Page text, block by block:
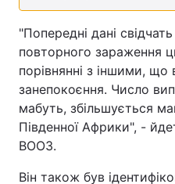
Тема оформлення
"Попередні дані
повторного зараження
порівнянні з іншими, що
занепокоєння. Число
мабуть, збільшується
Південної Африки", -
ВООЗ.
Він також був